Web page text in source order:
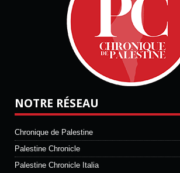
NOTRE RÉSEAU
Chronique de Palestine
Palestine Chronicle
Palestine Chronicle Italia